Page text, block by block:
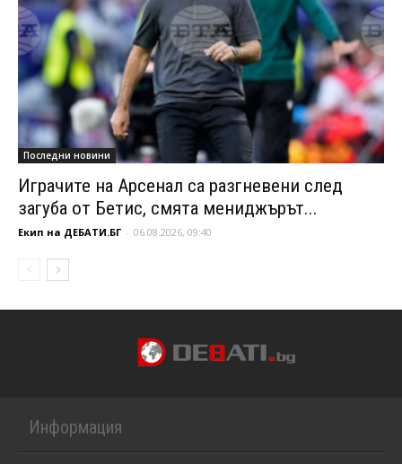
Последни новини
Играчите на Арсенал са разгневени след
загуба от Бетис, смята мениджърът...
Екип на ДЕБАТИ.БГ - 06.08.2026, 09:40
Информация